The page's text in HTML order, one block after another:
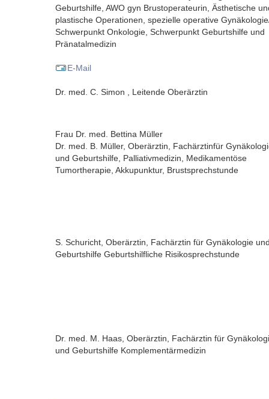
Geburtshilfe, AWO gyn Brustoperateurin, Ästhetische
plastische Operationen, spezielle operative
Schwerpunkt Onkologie, Schwerpunkt Geburtshilfe und
Pränatalmedizin
E-Mail
Dr. med. C. Simon , Leitende Oberärztin
Frau Dr. med. Bettina Müller
Dr. med. B. Müller, Oberärztin, Fachärztinfür
und Geburtshilfe, Palliativmedizin, Medikamentöse
Tumortherapie, Akkupunktur, Brustsprechstunde
S. Schuricht, Oberärztin, Fachärztin für Gynäkologie
Geburtshilfe Geburtshilfliche Risikosprechstunde
Dr. med. M. Haas, Oberärztin, Fachärztin für
und Geburtshilfe Komplementärmedizin